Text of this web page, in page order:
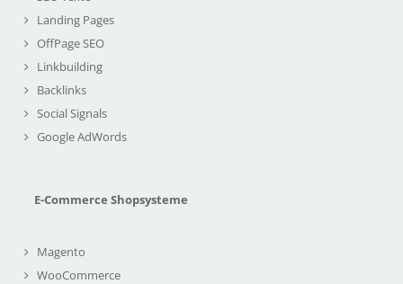
Landing Pages
OffPage SEO
Linkbuilding
Backlinks
Social Signals
Google AdWords
E-Commerce Shopsysteme
Magento
WooCommerce